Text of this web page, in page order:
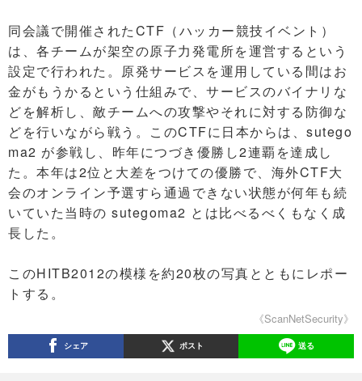
同会議で開催されたCTF（ハッカー競技イベント）
は、各チームが架空の原子力発電所を運営するという
設定で行われた。原発サービスを運用している間はお
金がもうかるという仕組みで、サービスのバイナリな
どを解析し、敵チームへの攻撃やそれに対する防御な
どを行いながら戦う。このCTFに日本からは、sutego
ma2 が参戦し、昨年につづき優勝し2連覇を達成し
た。本年は2位と大差をつけての優勝で、海外CTF大
会のオンライン予選すら通過できない状態が何年も続
いていた当時の sutegoma2 とは比べるべくもなく成
長した。
このHITB2012の模様を約20枚の写真とともにレポー
トする。
《ScanNetSecurity》
シェア ポスト 送る